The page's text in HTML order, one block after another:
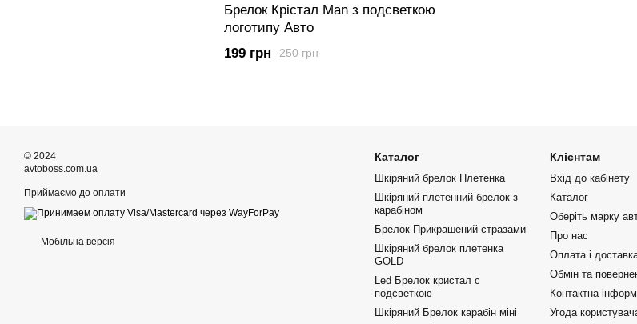
Брелок Крістал Man з подсветкою
логотипу Авто
250 грн
199 грн
© 2024
avtoboss.com.ua
Приймаємо до оплати
Мобільна версія
Каталог
Шкіряний брелок Плетенка
Шкіряний плетенний брелок з
карабіном
Брелок Прикрашений стразами
Шкіряний брелок плетенка
GOLD
Led Брелок кристал с
подсветкою
Шкіряний Брелок карабін міні
Клієнтам
Вхід до кабінету
Каталог
Оберіть марку
Про нас
Оплата і
Обмін та
Контактна
Угода